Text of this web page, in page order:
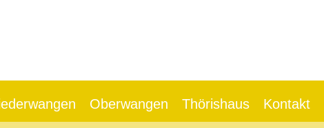
Oberwangen Thörishaus Kontakt